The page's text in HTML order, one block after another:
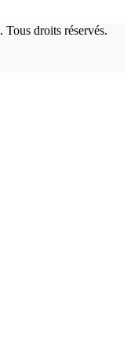
. Tous droits réservés.